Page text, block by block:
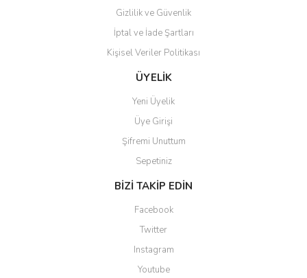
Gönder
Gizlilik ve Güvenlik
İptal ve İade Şartları
Kişisel Veriler Politikası
ÜYELİK
Yeni Üyelik
Üye Girişi
Şifremi Unuttum
Sepetiniz
BİZİ TAKİP EDİN
Facebook
Twitter
Instagram
Youtube